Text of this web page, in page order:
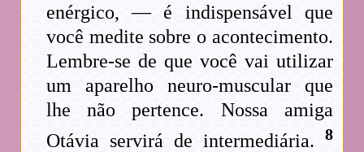
enérgico, — é indispensável que
você medite sobre o acontecimento.
Lembre-se de que você vai utilizar
um aparelho neuro-muscular que
lhe não pertence. Nossa amiga
Otávia servirá de intermediária. 8